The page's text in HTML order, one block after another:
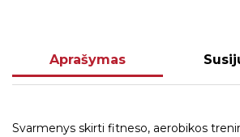
Aprašymas
Svarmenys skirti fitneso, aerobikos